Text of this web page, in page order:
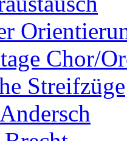
Chor/
Streifzüge